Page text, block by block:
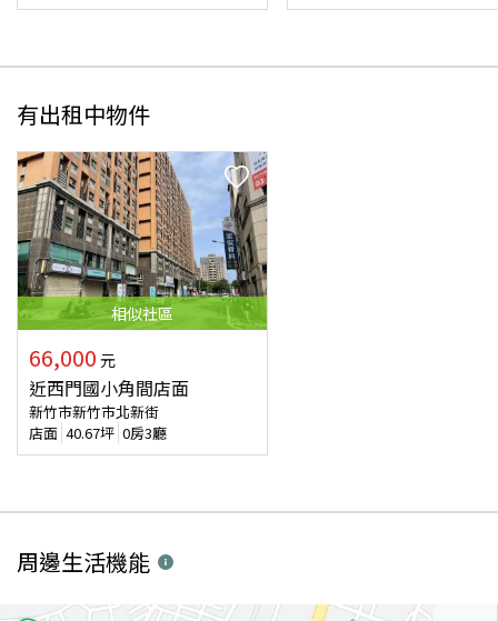
有出租中物件
相似社區
66,000 元
近西門國小角間店面
新竹市新竹市北新街
店面 40.67坪 0房3廳
周邊生活機能